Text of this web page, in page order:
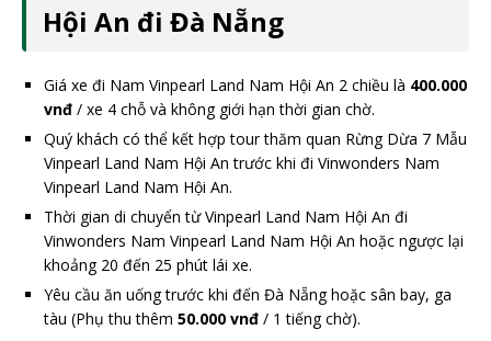
Hội An đi Đà Nẵng
Giá xe đi Nam Vinpearl Land Nam Hội An 2 chiều là 400.000
vnđ / xe 4 chỗ và không giới hạn thời gian chờ.
Quý khách có thể kết hợp tour thăm quan Rừng Dừa 7 Mẫu
Vinpearl Land Nam Hội An trước khi đi Vinwonders Nam
Vinpearl Land Nam Hội An.
Thời gian di chuyển từ Vinpearl Land Nam Hội An đi
Vinwonders Nam Vinpearl Land Nam Hội An hoặc ngược lại
khoảng 20 đến 25 phút lái xe.
Yêu cầu ăn uống trước khi đến Đà Nẵng hoặc sân bay, ga
tàu (Phụ thu thêm 50.000 vnđ / 1 tiếng chờ).